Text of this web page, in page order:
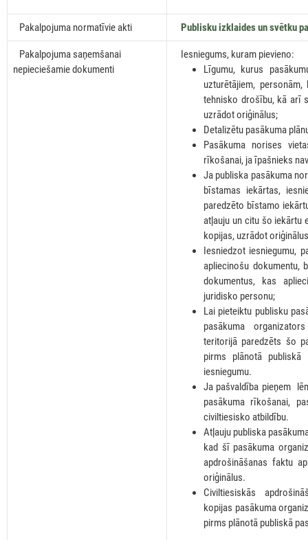
Pakalpojuma normatīvie akti Publisku izklaides un svētku
Pakalpojuma saņemšanai
nepieciešamie dokumenti
Iesniegums, kuram pievieno:
Līgumu, kurus
uzturētājiem,
tehnisko drošību, kā arī
uzrādot oriģinālus;
Detalizētu pasākuma
Pasākuma norises
rīkošanai, ja īpašnieks
Ja publiska pasākuma
bīstamas iekārtas,
paredzēto bīstamo
atļauju un citu šo iekārtu
kopijas, uzrādot
Iesniedzot iesniegumu,
apliecinošu dokumentu,
dokumentus, kas
juridisko personu;
Lai pieteiktu publisku
pasākuma
teritorijā paredzēts šo
pirms plānotā publiskā
iesniegumu.
Ja pašvaldība pieņem
pasākuma rīkošanai,
civiltiesisko atbildību.
Atļauju publiska
kad šī pasākuma
apdrošināšanas faktu
oriģinālus.
Civiltiesiskās
kopijas pasākuma
pirms plānotā publiskā